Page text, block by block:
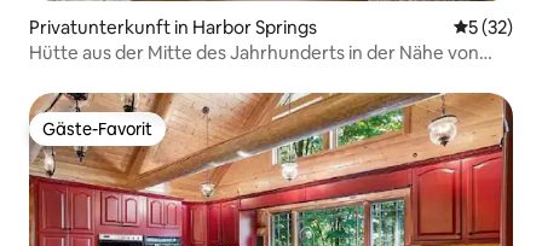
Privatunterkunft in Harbor Springs
5 (32)
Hütte aus der Mitte des Jahrhunderts in der Nähe von
Gäste-Favorit
Gäste-Favorit